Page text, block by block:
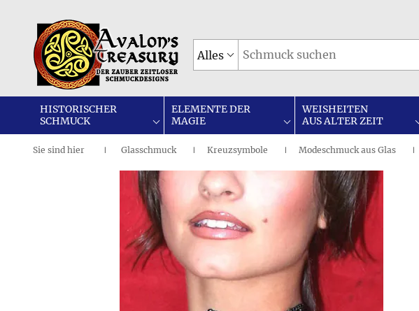
Alles
HISTORISCHER
SCHMUCK
ELEMENTE DER
MAGIE
WEISHEITEN
AUS ALTER ZEIT
Sie sind hier | Glasschmuck I Kreuzsymbole I Modeschmuck aus Glas I